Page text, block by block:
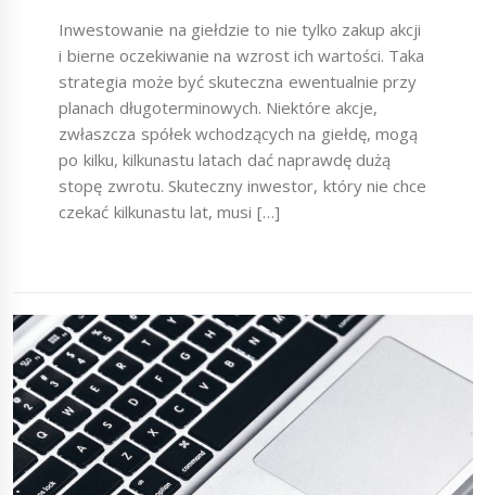
Inwestowanie na giełdzie to nie tylko zakup akcji
i bierne oczekiwanie na wzrost ich wartości. Taka
strategia może być skuteczna ewentualnie przy
planach długoterminowych. Niektóre akcje,
zwłaszcza spółek wchodzących na giełdę, mogą
po kilku, kilkunastu latach dać naprawdę dużą
stopę zwrotu. Skuteczny inwestor, który nie chce
czekać kilkunastu lat, musi […]